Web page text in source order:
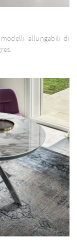
allungabili di